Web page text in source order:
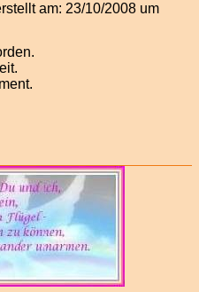
am: 23/10/2008 um